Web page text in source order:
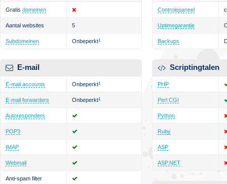
Gratis domeinen
Aantal websites 5
Subdomeinen Onbeperkt1
E-mail
E-mail accounts Onbeperkt1
E-mail forwarders Onbeperkt1
Autoresponders
POP3
IMAP
Webmail
Anti-spam filter
Controlepaneel
Uptimegarantie
Backups
Scriptingtalen
PHP
Perl CGI
Python
Ruby
ASP
ASP.NET